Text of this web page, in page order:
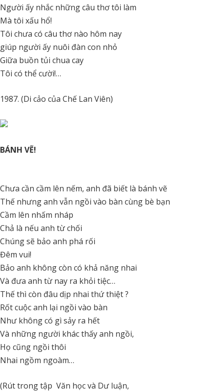
Người ấy nhắc những câu thơ tôi làm
Mà tôi xấu hổ!
Tôi chưa có câu thơ nào hôm nay
giúp người ấy nuôi đàn con nhỏ
Giữa buồn tủi chua cay
Tôi có thể cười!…
1987. (Di cảo của Chế Lan Viên)
BÁNH VẼ!
Chưa cần cầm lên nếm, anh đã biết là bánh vẽ
Thế nhưng anh vẫn ngồi vào bàn cùng bè bạn
Cầm lên nhấm nháp
Chả là nếu anh từ chối
Chúng sẽ bảo anh phá rối
Đêm vui!
Bảo anh không còn có khả năng nhai
Và đưa anh từ nay ra khỏi tiệc…
Thế thì còn đâu dịp nhai thứ thiệt ?
Rốt cuộc anh lại ngồi vào bàn
Như không có gì sảy ra hết
Và những người khác thấy anh ngồi,
Họ cũng ngồi thôi
Nhai ngồm ngoàm…
(Rút trong tập Văn học và Dư luận,